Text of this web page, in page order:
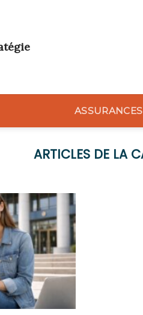
ASSURANCES